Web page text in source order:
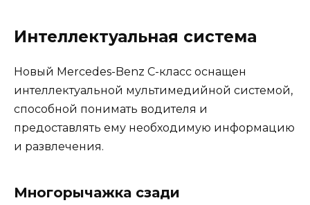
Интеллектуальная система
Новый Mercedes-Benz C-класс оснащен
интеллектуальной мультимедийной системой,
способной понимать водителя и
предоставлять ему необходимую информацию
и развлечения.
Многорычажка сзади